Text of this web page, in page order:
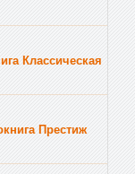
Классическая
Престиж